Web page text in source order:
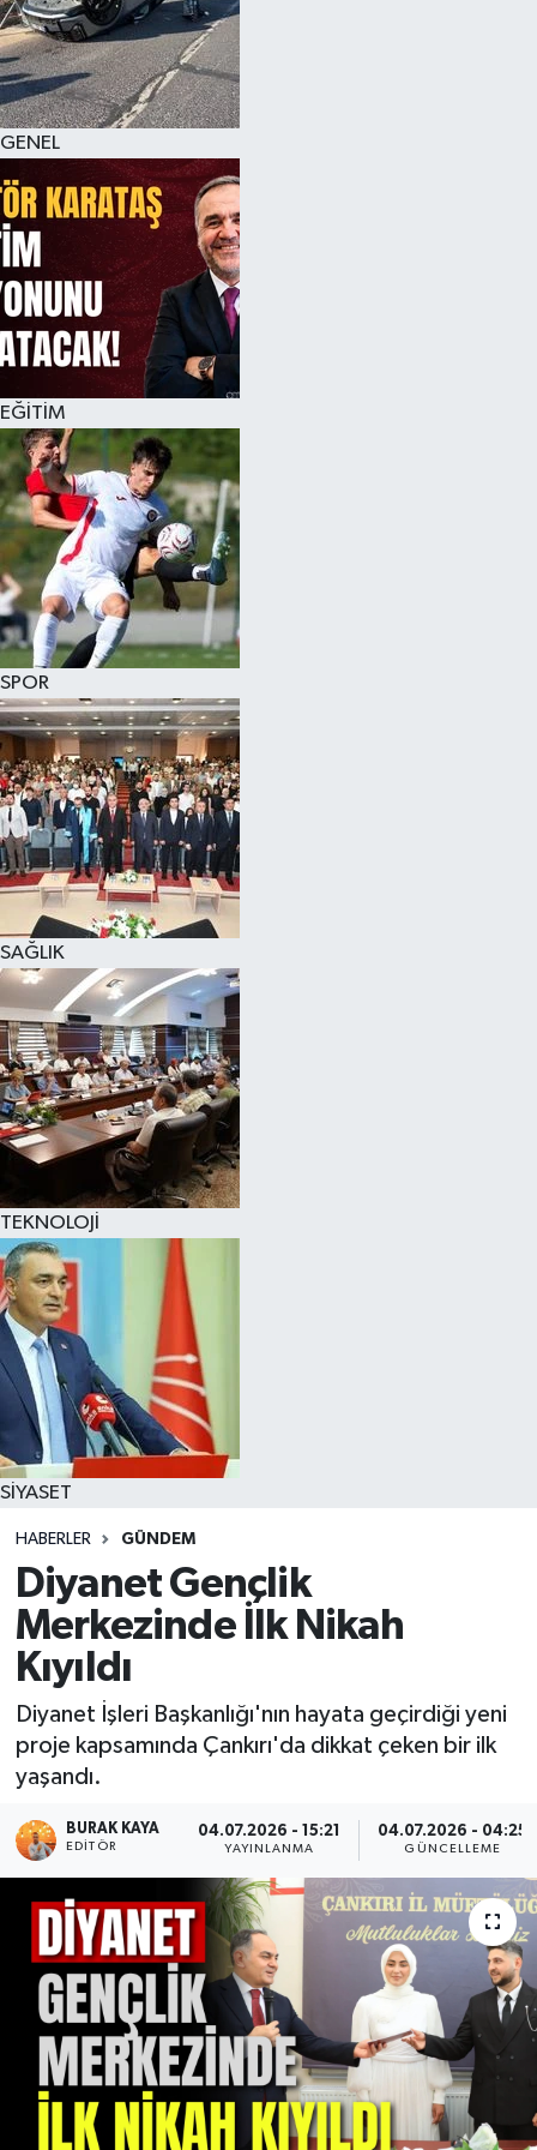
GENEL
EĞİTİM
SPOR
SAĞLIK
TEKNOLOJİ
SİYASET
HABERLER GÜNDEM
Diyanet Gençlik
Merkezinde İlk Nikah
Kıyıldı
Diyanet İşleri Başkanlığı'nın hayata geçirdiği yeni
proje kapsamında Çankırı'da dikkat çeken bir ilk
yaşandı.
BURAK KAYA
EDITÖR
04.07.2026 - 15:21
YAYINLANMA
04.07.2026 - 04:25
GÜNCELLEME
KÜLTÜR SANAT
MAGAZİN
SAĞLIK
SİYASET
SPOR
TEKNOLOJİ
VİZYONDAKİLER
YAŞAM